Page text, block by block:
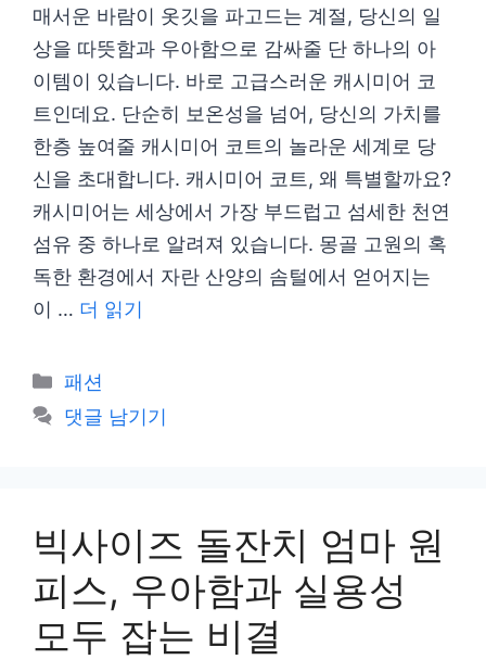
매서운 바람이 옷깃을 파고드는 계절, 당신의 일
상을 따뜻함과 우아함으로 감싸줄 단 하나의 아
이템이 있습니다. 바로 고급스러운 캐시미어 코
트인데요. 단순히 보온성을 넘어, 당신의 가치를
한층 높여줄 캐시미어 코트의 놀라운 세계로 당
신을 초대합니다. 캐시미어 코트, 왜 특별할까요?
캐시미어는 세상에서 가장 부드럽고 섬세한 천연
섬유 중 하나로 알려져 있습니다. 몽골 고원의 혹
독한 환경에서 자란 산양의 솜털에서 얻어지는
이 … 더 읽기
카
테
패션
댓글 남기기
빅사이즈 돌잔치 엄마 원
피스, 우아함과 실용성
모두 잡는 비결